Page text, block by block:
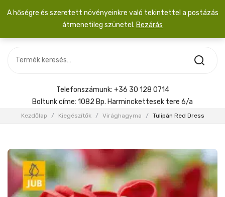
SZOBANÖVÉNY
KIEGÉSZÍTŐK
Menyasszonyi csokor
Telefonszámunk: +36 30 128 0714
Boltunk címe: 1082 Bp. Harminckettesek tere 6/a
Kezdőlap / Kiegészítők / Virághagyma / Tulipán Red Dress
A hőségre és szeretett növényeinkre való tekintettel a postázás
átmenetileg szünetel. Bezárás